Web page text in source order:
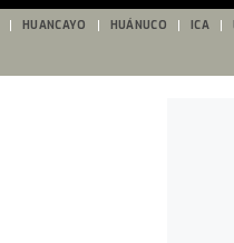
HUANCAYO HUÁNUCO ICA